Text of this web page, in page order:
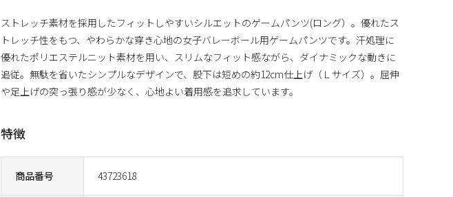
商品番号 43723618
ストレッチ素材を採用したフィットしやすいシルエットのゲームパンツ(ロング）。優れたス
トレッチ性をもつ、やわらかな穿き心地の女子バレーボール用ゲームパンツです。汗処理に
優れたポリエステルニット素材を用い、スリムなフィット感ながら、ダイナミックな動きに
追従。無駄を省いたシンプルなデザインで、股下は短めの約12cm仕上げ（Ｌサイズ）。屈伸
や足上げの突っ張り感が少なく、心地よい着用感を追求しています。
特徴